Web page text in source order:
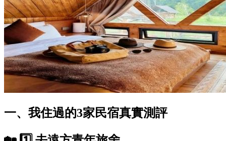
一、我住過的3家民宿真實測評